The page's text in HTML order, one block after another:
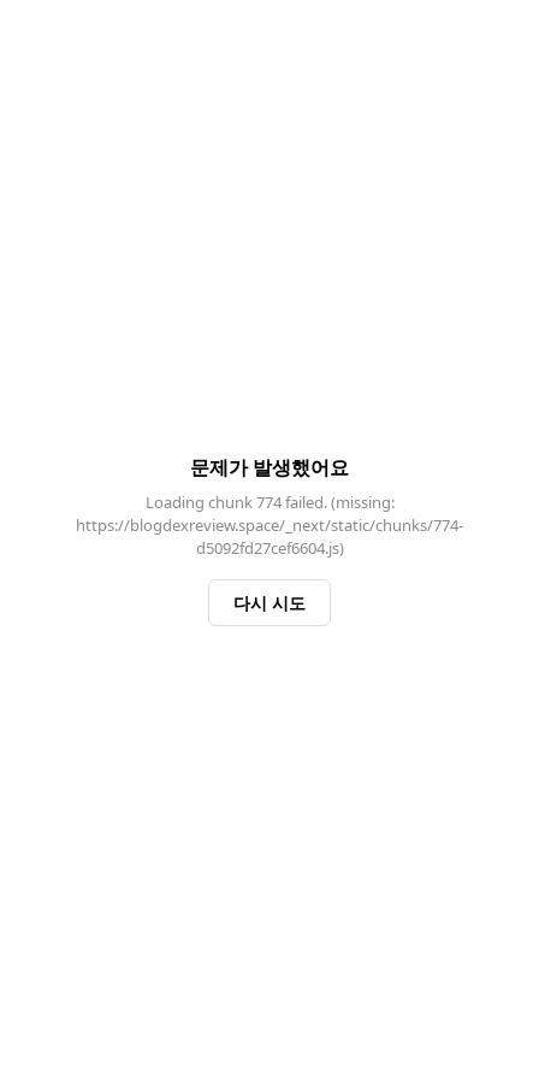
문제가 발생했어요
Loading chunk 774 failed. (missing:
https://blogdexreview.space/_next/static/chunks/774-
d5092fd27cef6604.js)
다시 시도